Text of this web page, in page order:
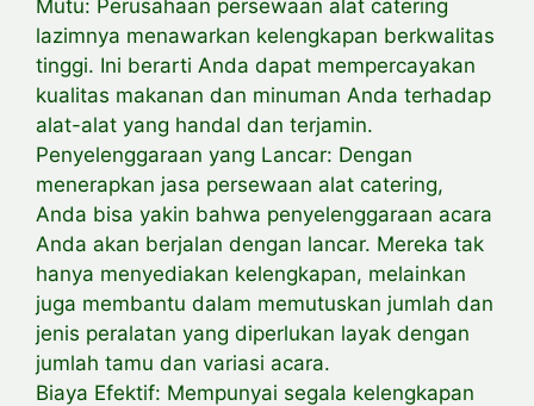
Mutu: Perusahaan persewaan alat catering
lazimnya menawarkan kelengkapan berkwalitas
tinggi. Ini berarti Anda dapat mempercayakan
kualitas makanan dan minuman Anda terhadap
alat-alat yang handal dan terjamin.
Penyelenggaraan yang Lancar: Dengan
menerapkan jasa persewaan alat catering,
Anda bisa yakin bahwa penyelenggaraan acara
Anda akan berjalan dengan lancar. Mereka tak
hanya menyediakan kelengkapan, melainkan
juga membantu dalam memutuskan jumlah dan
jenis peralatan yang diperlukan layak dengan
jumlah tamu dan variasi acara.
Biaya Efektif: Mempunyai segala kelengkapan